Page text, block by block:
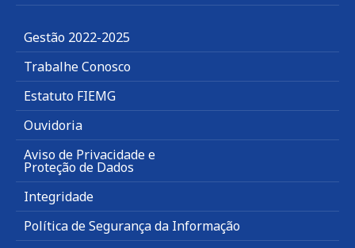
Gestão 2022-2025
Trabalhe Conosco
Estatuto FIEMG
Ouvidoria
Aviso de Privacidade e
Proteção de Dados
Integridade
Política de Segurança da Informação